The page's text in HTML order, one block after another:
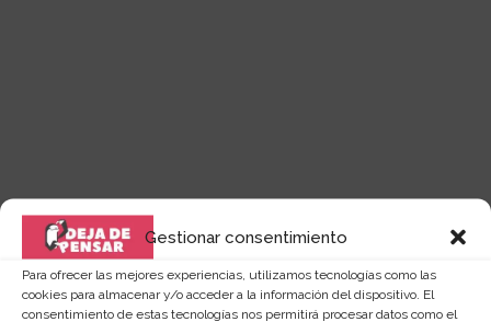
Gestionar consentimiento
Para ofrecer las mejores experiencias, utilizamos tecnologías como las
cookies para almacenar y/o acceder a la información del dispositivo. El
consentimiento de estas tecnologías nos permitirá procesar datos como el